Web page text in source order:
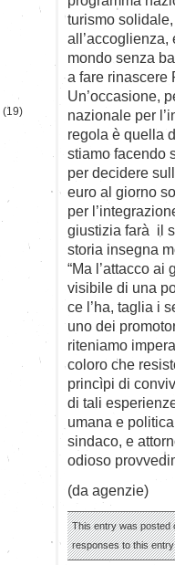
turismo
mondo senza
a fare rinascere
Un’occasione,
nazionale per
regola è quella
stiamo facendo
per decidere
euro al giorno
per
giustizia farà il
storia insegna
“Ma l’attacco
visibile di una
ce l’ha, taglia i
uno dei
riteniamo
coloro che
princìpi di
di tali
umana e
sindaco, e
odioso
(da agenzie)
This entry was posted
responses to this
(19)